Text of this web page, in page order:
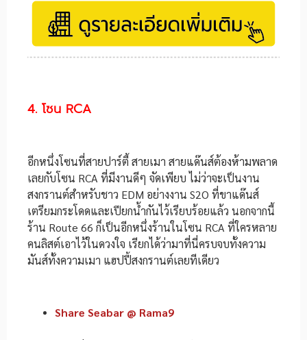
4. โซน RCA
อีกหนึ่งโซนที่สายปาร์ตี้ สายเมา สายแด๊นส์ต้องห้ามพลาด
เลยกับโซน RCA ที่มีงานดีๆ จัดเพียบ ไม่ว่าจะเป็นงาน
สงกรานต์สำหรับชาว EDM อย่างงาน S2O ที่ขาแด๊นส์
เตรียมกระโดดและเปียกน้ำกันไว้เรียบร้อยแล้ว นอกจากนี้
ร้าน Route 66 ก็เป็นอีกหนึ่งร้านในโซน RCA ที่ใครหลาย
คนลิสต์เอาไว้ในดวงใจ เรียกได้ว่ามาที่นี่ครบจบทั้งความ
มันส์ทั้งความเมา แฮปปี้สงกรานต์เลยทีเดียว
Share Seabar @ Rama9